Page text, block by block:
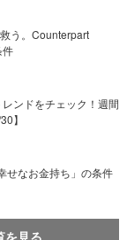
う。Counterpart
件
ンドをチェック！週間
】
せなお金持ち」の条件
を見る